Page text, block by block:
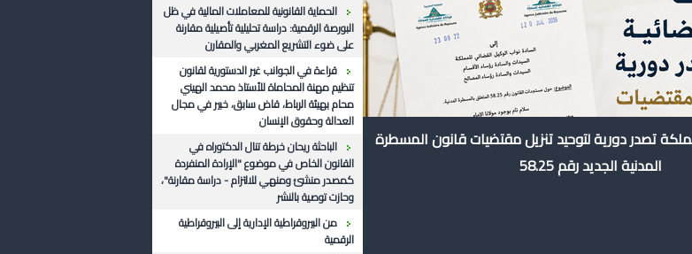
الحماية القانونية للمعاملات المالية في ظل
البورصة الرقمية: دراسة تحليلية تأصيلية مقارنة
على ضوء التشريع المغربي والمقارن
قراءة في الجوانب غير الدستورية لقانون
تنظيم مهنة المحاماة للأستاذ محمد الهيني
محام بهيئة الرباط، قاض سابق، خبير في مجال
العدالة وحقوق الإنسان
الباحثة ريحان خرطة تنال الدكتوراه في
القانون الخاص في موضوع "الإرادة المنفردة
كمصدر منشئ ومنهي للالتزام - دراسة مقارنة"،
وحازت توصية بالنشر
من البيروقراطية الإدارية إلى البيروقراطية
الرقمية
تصدر دورية لتوحيد تنزيل مقتضيات قانون المسطرة
المدنية الجديد رقم 58.25